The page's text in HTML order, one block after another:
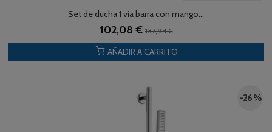
Set de ducha 1 vía barra con mango...
102,08 €137,94 €
AÑADIR A CARRITO
-26 %